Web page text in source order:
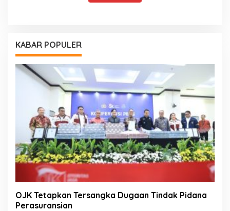
KABAR POPULER
OJK Tetapkan Tersangka Dugaan Tindak Pidana
Perasuransian